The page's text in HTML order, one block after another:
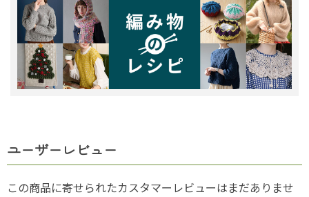
ユーザーレビュー
この商品に寄せられたカスタマーレビューはまだありませ